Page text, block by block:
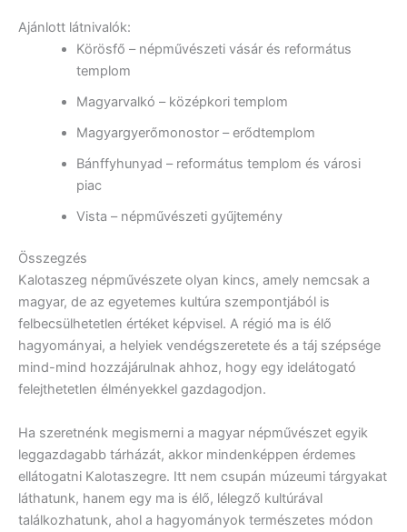
Ajánlott látnivalók:
Körösfő – népművészeti vásár és református
templom
Magyarvalkó – középkori templom
Magyargyerőmonostor – erődtemplom
Bánffyhunyad – református templom és városi
piac
Vista – népművészeti gyűjtemény
Összegzés
Kalotaszeg népművészete olyan kincs, amely nemcsak a
magyar, de az egyetemes kultúra szempontjából is
felbecsülhetetlen értéket képvisel. A régió ma is élő
hagyományai, a helyiek vendégszeretete és a táj szépsége
mind-mind hozzájárulnak ahhoz, hogy egy idelátogató
felejthetetlen élményekkel gazdagodjon.
Ha szeretnénk megismerni a magyar népművészet egyik
leggazdagabb tárházát, akkor mindenképpen érdemes
ellátogatni Kalotaszegre. Itt nem csupán múzeumi tárgyakat
láthatunk, hanem egy ma is élő, lélegző kultúrával
találkozhatunk, ahol a hagyományok természetes módon